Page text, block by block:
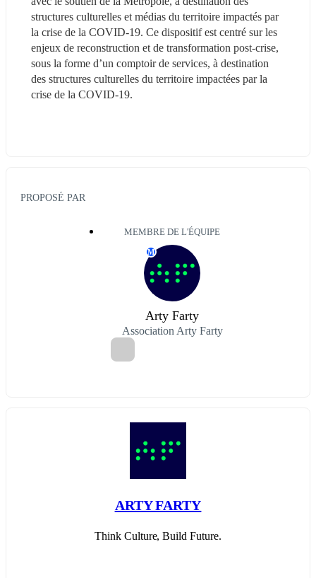
structures culturelles et médias du territoire impactés par
la crise de la COVID-19. Ce dispositif est centré sur les
enjeux de reconstruction et de transformation post-crise,
sous la forme d’un comptoir de services, à destination
des structures culturelles du territoire impactées par la
crise de la COVID-19.
PROPOSÉ PAR
MEMBRE DE L'ÉQUIPE
M
Arty Farty
Association Arty Farty
ARTY FARTY
Think Culture, Build Future.